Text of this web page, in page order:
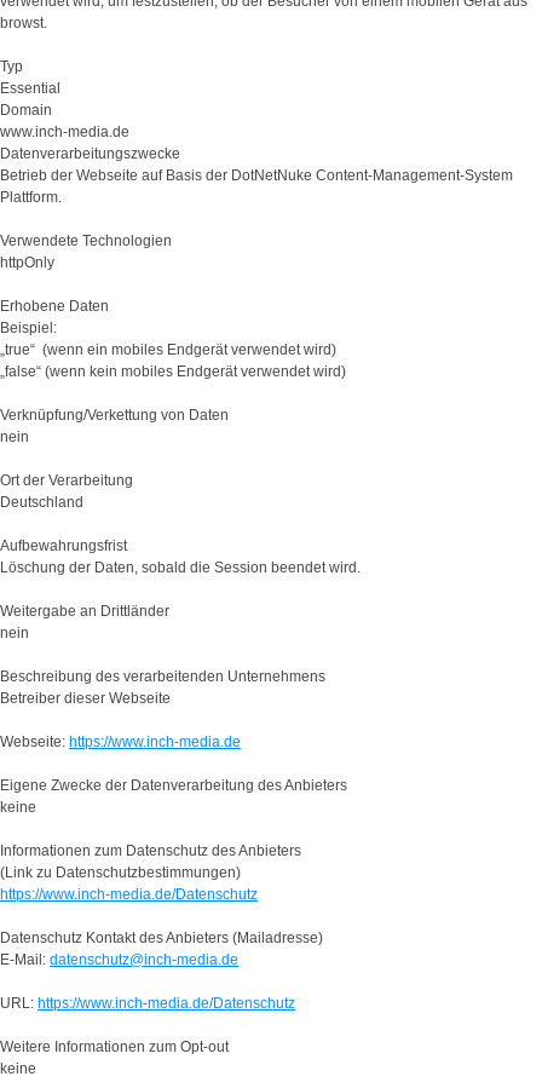
browst.
Typ
Essential
Domain
www.inch-media.de
Datenverarbeitungszwecke
Betrieb der Webseite auf Basis der DotNetNuke Content-Management-System
Plattform.
Verwendete Technologien
httpOnly
Erhobene Daten
Beispiel:
„true“ (wenn ein mobiles Endgerät verwendet wird)
„false“ (wenn kein mobiles Endgerät verwendet wird)
Verknüpfung/Verkettung von Daten
nein
Ort der Verarbeitung
Deutschland
Aufbewahrungsfrist
Löschung der Daten, sobald die Session beendet wird.
Weitergabe an Drittländer
nein
Beschreibung des verarbeitenden Unternehmens
Betreiber dieser Webseite
Webseite: https://www.inch-media.de
Eigene Zwecke der Datenverarbeitung des Anbieters
keine
Informationen zum Datenschutz des Anbieters
(Link zu Datenschutzbestimmungen)
https://www.inch-media.de/Datenschutz
Datenschutz Kontakt des Anbieters (Mailadresse)
E-Mail: datenschutz@inch-media.de
URL: https://www.inch-media.de/Datenschutz
Weitere Informationen zum Opt-out
keine